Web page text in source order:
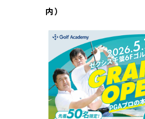
内）